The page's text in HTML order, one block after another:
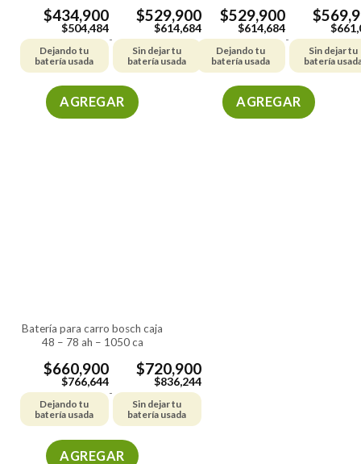
producto
producto
$434,900
$504,484
Dejando tu
batería usada
-
$529,900
$614,684
Sin dejar tu
batería usada
AGREGAR
página
de
producto
$529,900
$614,684
Dejando tu
batería usada
-
$
$
Sin dejar tu
batería
AGREGAR
batería para carro bosch caja
48 – 78 ah – 1050 ca
$660,900
$766,644
Dejando tu
batería usada
-
$720,900
$836,244
Sin dejar tu
batería usada
AGREGAR